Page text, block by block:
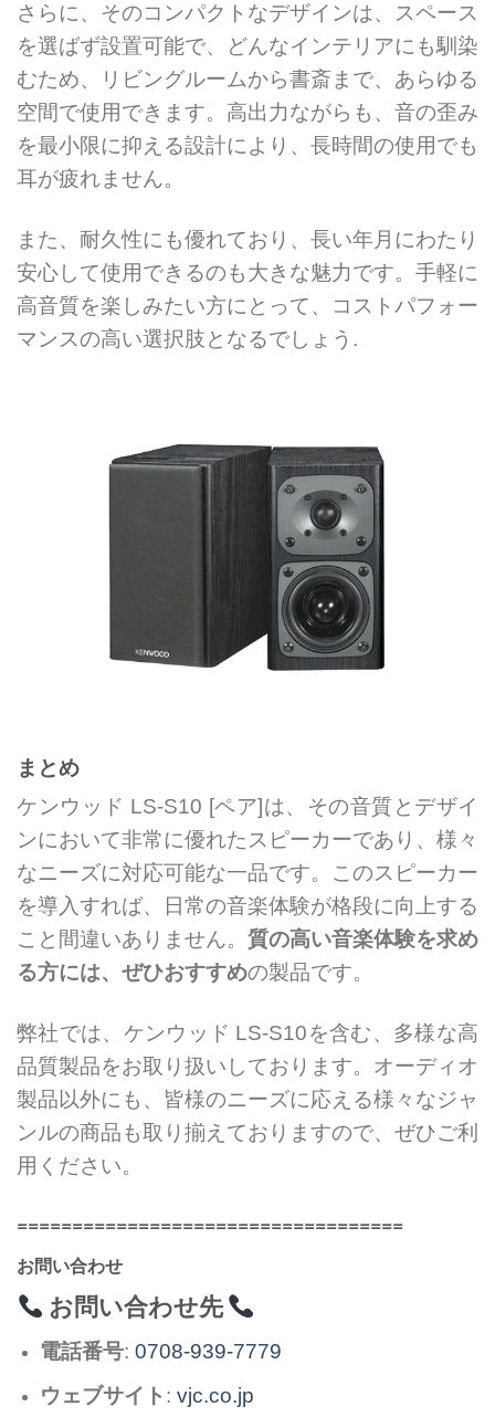
さらに、そのコンパクトなデザインは、スペース
を選ばず設置可能で、どんなインテリアにも馴染
むため、リビングルームから書斎まで、あらゆる
空間で使用できます。高出力ながらも、音の歪み
を最小限に抑える設計により、長時間の使用でも
耳が疲れません。
また、耐久性にも優れており、長い年月にわたり
安心して使用できるのも大きな魅力です。手軽に
高音質を楽しみたい方にとって、コストパフォー
マンスの高い選択肢となるでしょう.
まとめ
ケンウッド LS-S10 [ペア]は、その音質とデザイ
ンにおいて非常に優れたスピーカーであり、様々
なニーズに対応可能な一品です。このスピーカー
を導入すれば、日常の音楽体験が格段に向上する
こと間違いありません。 質の高い音楽体験を求め
る方には、ぜひおすすめの製品です。
弊社では、ケンウッド LS-S10を含む、多様な高
品質製品をお取り扱いしております。オーディオ
製品以外にも、皆様のニーズに応える様々なジャ
ンルの商品も取り揃えておりますので、ぜひご利
用ください。
===================================
お問い合わせ
お問い合わせ先
電話番号: 0708-939-7779
ウェブサイト: vjc.co.jp